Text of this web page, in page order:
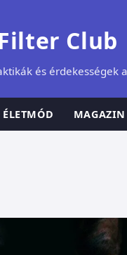
Filter Club
és érdekességek
ÉLETMÓD MAGAZIN